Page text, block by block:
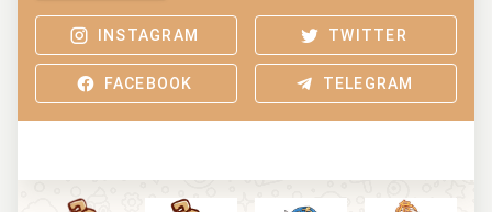
INSTAGRAM TWITTER
FACEBOOK TELEGRAM